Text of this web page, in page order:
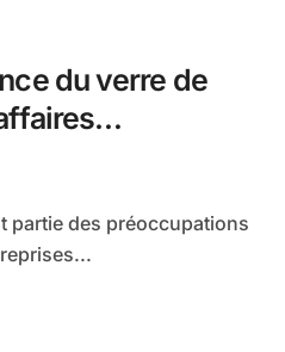
du verre de